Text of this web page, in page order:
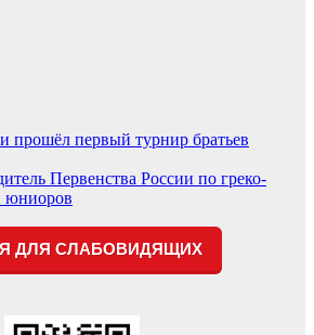
прошёл первый турнир братьев
Первенства России по греко-
юниоров
ДЛЯ СЛАБОВИДЯЩИХ